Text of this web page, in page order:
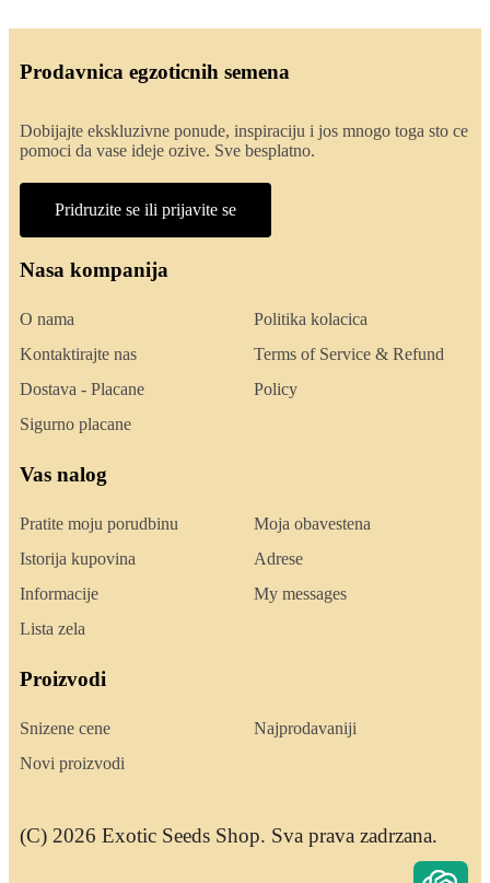
Prodavnica egzoticnih semena
Dobijajte ekskluzivne ponude, inspiraciju i jos mnogo toga sto ce
pomoci da vase ideje ozive. Sve besplatno.
Pridruzite se ili prijavite se
Nasa kompanija
O nama
Kontaktirajte nas
Dostava - Placane
Sigurno placane
Politika kolacica
Terms of Service & Refund
Policy
Vas nalog
Pratite moju porudbinu
Istorija kupovina
Informacije
Lista zela
Moja obavestena
Adrese
My messages
Proizvodi
Snizene cene
Novi proizvodi
Najprodavaniji
(C) 2026 Exotic Seeds Shop. Sva prava zadrzana.